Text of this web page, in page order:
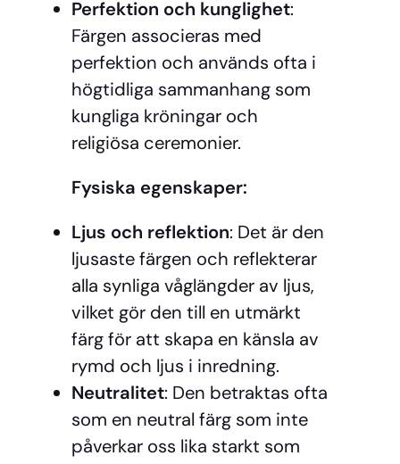
Perfektion och kunglighet:
Färgen associeras med
perfektion och används ofta i
högtidliga sammanhang som
kungliga kröningar och
religiösa ceremonier.
Fysiska egenskaper:
Ljus och reflektion: Det är den
ljusaste färgen och reflekterar
alla synliga våglängder av ljus,
vilket gör den till en utmärkt
färg för att skapa en känsla av
rymd och ljus i inredning.
Neutralitet: Den betraktas ofta
som en neutral färg som inte
påverkar oss lika starkt som